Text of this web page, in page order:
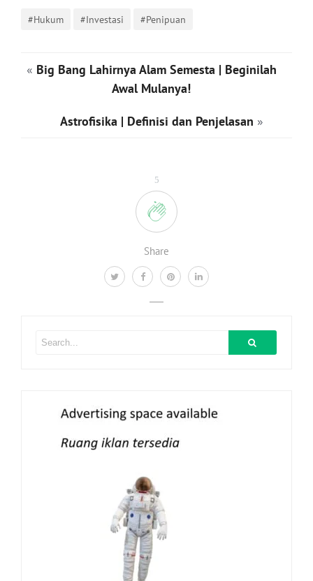
5
Share
#Hukum #Investasi #Penipuan
« Big Bang Lahirnya Alam Semesta | Beginilah
Awal Mulanya!
Astrofisika | Definisi dan Penjelasan »